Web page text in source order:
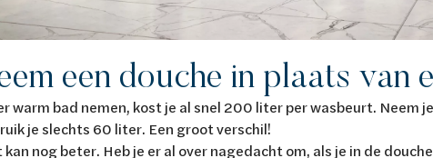
een douche in plaats van
warm bad nemen, kost je al snel 200 liter per wasbeurt. Neem
je slechts 60 liter. Een groot verschil!
kan nog beter. Heb je er al over nagedacht om, als je in de